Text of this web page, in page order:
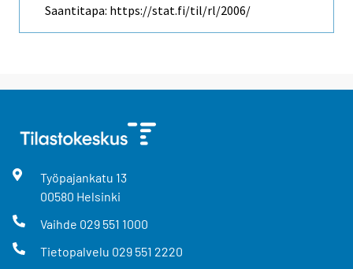
Saantitapa: https://stat.fi/til/rl/2006/
Työpajankatu 13
00580 Helsinki
Vaihde 029 551 1000
Tietopalvelu 029 551 2220